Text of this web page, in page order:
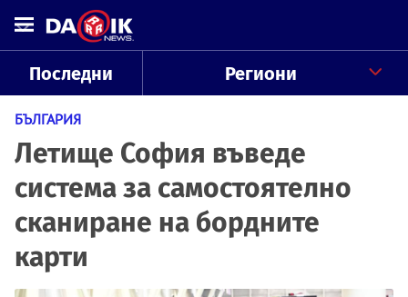
Последни Региони
БЪЛГАРИЯ
Летище София въведе
система за самостоятелно
сканиране на бордните
карти